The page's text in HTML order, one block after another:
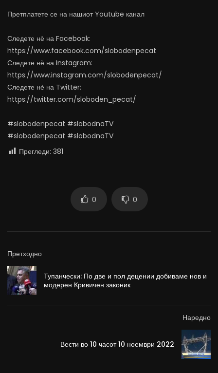
Претплатете се на нашиот Youtube канал
Следете нѐ на Facebook:
https://www.facebook.com/slobodenpecat
Следете нѐ на Instagram:
https://www.instagram.com/slobodenpecat/
Следете нѐ на Twitter:
https://twitter.com/sloboden_pecat/
#slobodenpecat #slobodnaTV
#slobodenpecat #slobodnaTV
Прегледи: 381
0 0
Претходно
Тупанчески: По две и пол децении добиваме нов и
модерен Кривичен законик
Наредно
Вести во 10 часот 10 ноември 2022